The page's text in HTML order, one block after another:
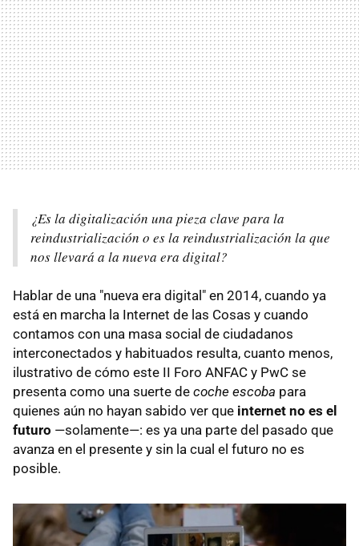
¿Es la digitalización una pieza clave para la
reindustrialización o es la reindustrialización la que
nos llevará a la nueva era digital?
Hablar de una "nueva era digital" en 2014, cuando ya
está en marcha la Internet de las Cosas y cuando
contamos con una masa social de ciudadanos
interconectados y habituados resulta, cuanto menos,
ilustrativo de cómo este II Foro ANFAC y PwC se
presenta como una suerte de coche escoba para
quienes aún no hayan sabido ver que internet no es el
futuro —solamente—: es ya una parte del pasado que
avanza en el presente y sin la cual el futuro no es
posible.